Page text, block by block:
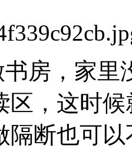
，家里
区，这时
隔断也可